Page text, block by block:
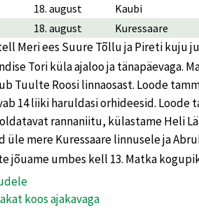
18. august
Kaubi
18. august Kuressaare
Meri ees Suure Tõllu ja Pireti kuju
Tori küla ajaloo ja tänapäevaga.
Tuulte Roosi linnaosast. Loode
14 liiki haruldasi orhideesid. Loode
rannaniitu, külastame Heli
üle mere Kuressaare linnusele ja
jõuame umbes kell 13. Matka
koos ajakavaga